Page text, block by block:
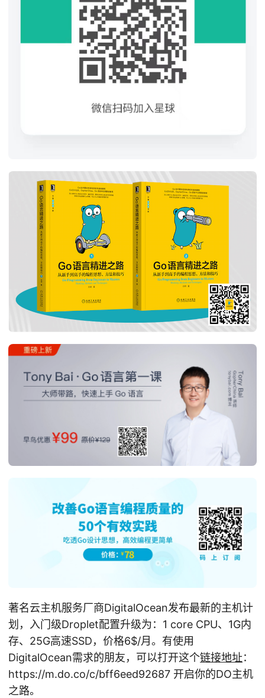
著名云主机服务厂商DigitalOcean发布最新的主机计
划，入门级Droplet配置升级为：1 core CPU、1G内
存、25G高速SSD，价格6$/月。有使用
DigitalOcean需求的朋友，可以打开这个链接地址：
https://m.do.co/c/bff6eed92687 开启你的DO主机
之路。